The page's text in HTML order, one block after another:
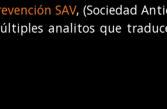
SAV, (Sociedad
analitos que